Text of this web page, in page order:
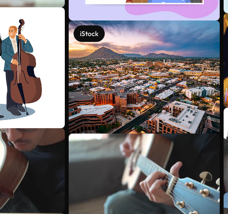
iStock